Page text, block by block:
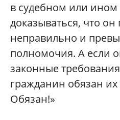
в судебном или ином
доказываться, что он
неправильно и
полномочия. А если
законные
гражданин обязан
Обязан!»